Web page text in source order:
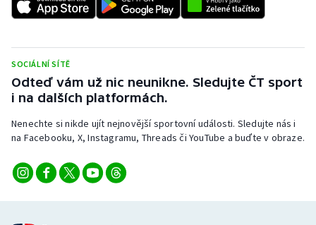
SOCIÁLNÍ SÍTĚ
Odteď vám už nic neunikne. Sledujte ČT sport
i na dalších platformách.
Nenechte si nikde ujít nejnovější sportovní události. Sledujte nás i
na Facebooku, X, Instagramu, Threads či YouTube a buďte v obraze.